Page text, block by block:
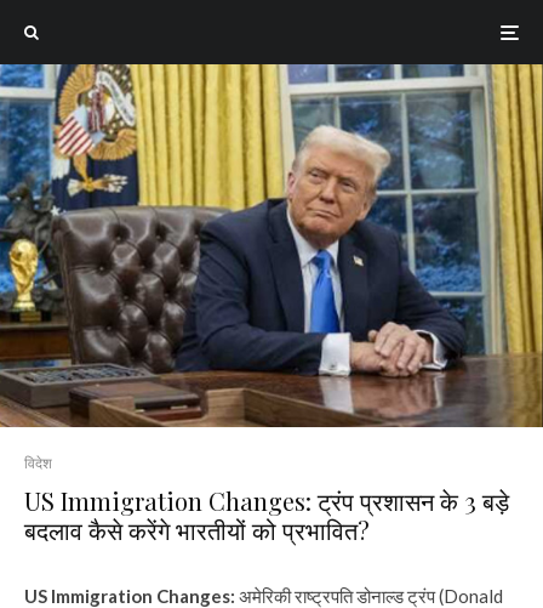
विदेश
US Immigration Changes: ट्रंप प्रशासन के 3 बड़े
बदलाव कैसे करेंगे भारतीयों को प्रभावित?
US Immigration Changes: अमेरिकी राष्ट्रपति डोनाल्ड ट्रंप (Donald